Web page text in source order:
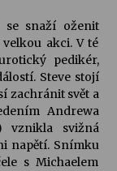
se snaží oženit
akci. V té
pedikér,
Steve stojí
zachránit svět a
Andrewa
vznikla svižná
napětí. Snímku
s Michaelem